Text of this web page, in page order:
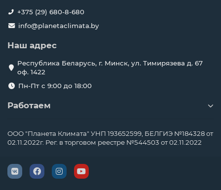
+375 (29) 680-8-680
info@planetaclimata.by
Наш адрес
Республика Беларусь, г. Минск, ул. Тимирязева д. 67
оф. 1422
Пн-Пт с 9:00 до 18:00
Работаем
ООО "Планета Климата" УНП 193652599, БЕЛГИЭ №184328 от
02.11.2022г. Рег. в торговом реестре №544503 от 02.11.2022